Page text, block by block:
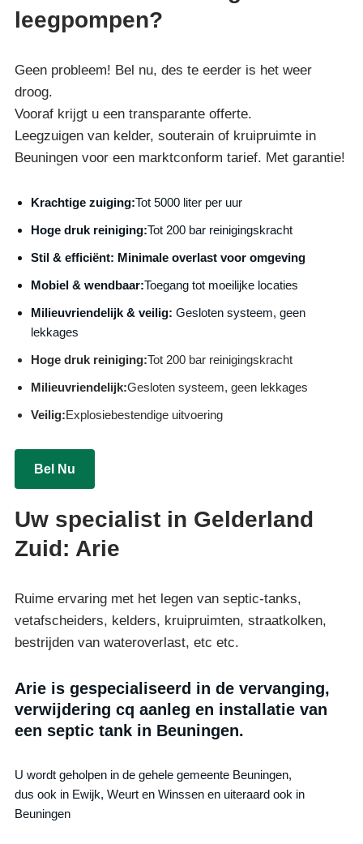
leegpompen?
Geen probleem! Bel nu, des te eerder is het weer
droog.
Vooraf krijgt u een transparante offerte.
Leegzuigen van kelder, souterain of kruipruimte in
Beuningen voor een marktconform tarief. Met garantie!
Krachtige zuiging:Tot 5000 liter per uur
Hoge druk reiniging:Tot 200 bar reinigingskracht
Stil & efficiënt: Minimale overlast voor omgeving
Mobiel & wendbaar:Toegang tot moeilijke locaties
Milieuvriendelijk & veilig: Gesloten systeem, geen
lekkages
Hoge druk reiniging:Tot 200 bar reinigingskracht
Milieuvriendelijk:Gesloten systeem, geen lekkages
Veilig:Explosiebestendige uitvoering
Bel Nu
Uw specialist in Gelderland
Zuid: Arie
Ruime ervaring met het legen van septic-tanks,
vetafscheiders, kelders, kruipruimten, straatkolken,
bestrijden van wateroverlast, etc etc.
Arie is gespecialiseerd in de vervanging,
verwijdering cq aanleg en installatie van
een septic tank in Beuningen.
U wordt geholpen in de gehele gemeente Beuningen,
dus ook in Ewijk, Weurt en Winssen en uiteraard ook in
Beuningen